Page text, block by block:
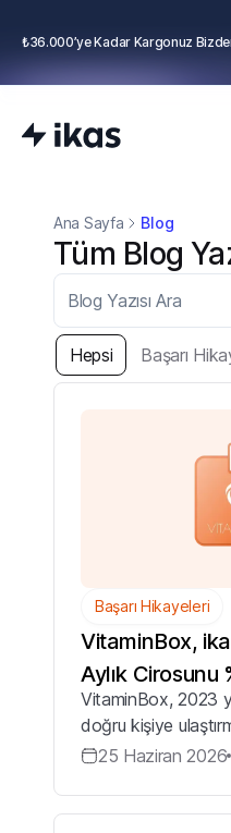
₺36.000’ye Kadar Kargonuz
Ana Sayfa Blog
Tüm Blog
Hepsi Başarı
Başarı Hikayeleri
VitaminBox,
Aylık Cirosunu
Nasıl Artırdı?
VitaminBox, 2023
doğru kişiye
kuruldu. “Daha İyi
25 Haziran 2026